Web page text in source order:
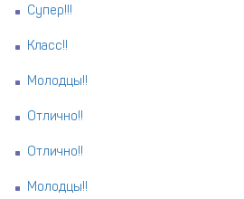
Супер!!!
Класс!!
Молодцы!!
Отлично!!
Отлично!!
Молодцы!!